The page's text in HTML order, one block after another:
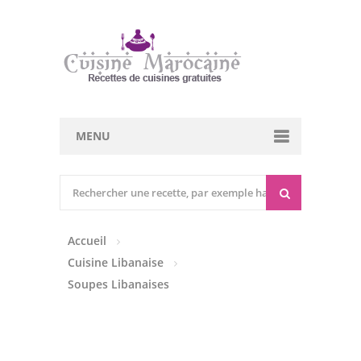
MENU
Entrées Froides
Tajines
Accueil
Cuisine Libanaise
Soupes Libanaises